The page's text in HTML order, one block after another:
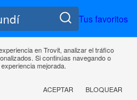
Tus favoritos
en Trovit, analizar el tráfico
Si continúas navegando o
mejorada.
ACEPTAR
BLOQUEAR